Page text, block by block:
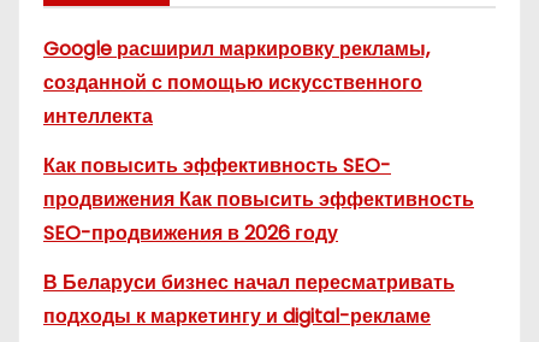
Google расширил маркировку рекламы,
созданной с помощью искусственного
интеллекта
Как повысить эффективность SEO-
продвижения Как повысить эффективность
SEO-продвижения в 2026 году
В Беларуси бизнес начал пересматривать
подходы к маркетингу и digital-рекламе